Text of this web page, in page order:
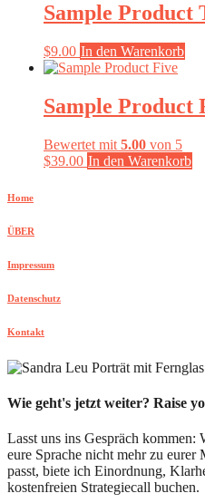
Sample Product
$9.00 In den Warenkorb
Sample Product
Bewertet mit 5.00 von 5
$39.00 In den Warenkorb
Home
ÜBER
Impressum
Datenschutz
Kontakt
Wie geht's jetzt weiter? Raise
Lasst uns ins Gespräch kommen:
eure Sprache nicht mehr zu eurer
passt, biete ich Einordnung,
kostenfreien Strategiecall buchen.